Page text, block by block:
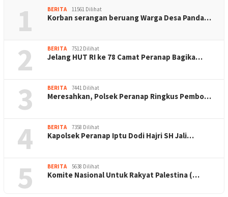
1 BERITA 11561 Dilihat
Korban serangan beruang Warga Desa Panda…
2 BERITA 7512 Dilihat
Jelang HUT RI ke 78 Camat Peranap Bagika…
3 BERITA 7441 Dilihat
Meresahkan, Polsek Peranap Ringkus Pembo…
4 BERITA 7358 Dilihat
Kapolsek Peranap Iptu Dodi Hajri SH Jali…
5 BERITA 5638 Dilihat
Komite Nasional Untuk Rakyat Palestina (…